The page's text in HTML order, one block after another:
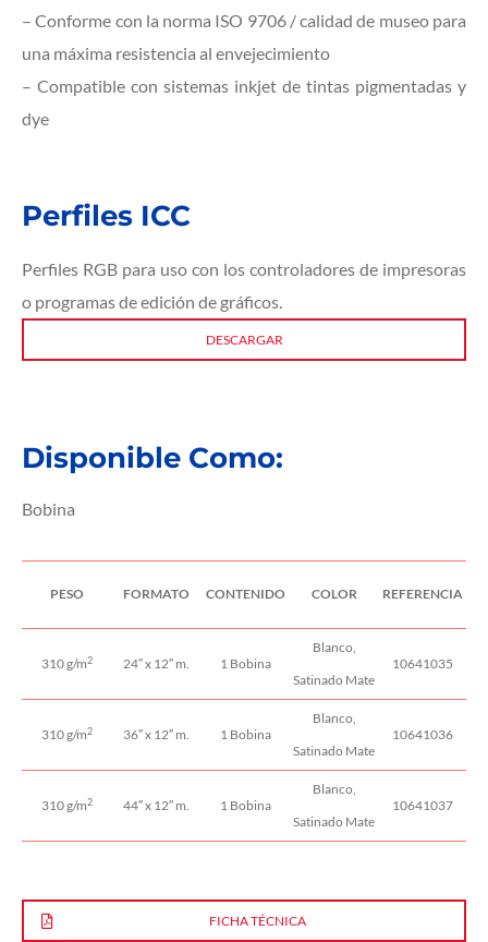
– Conforme con la norma ISO 9706 / calidad de museo para
una máxima resistencia al envejecimiento
– Compatible con sistemas inkjet de tintas pigmentadas y
dye
Perfiles ICC
Perfiles RGB para uso con los controladores de impresoras
o programas de edición de gráficos.
DESCARGAR
Disponible Como:
Bobina
PESO FORMATO CONTENIDO COLOR REFERENCIA
310 g/m2 24″ x 12″ m. 1 Bobina
Blanco,
Satinado Mate
10641035
310 g/m2 36″ x 12″ m. 1 Bobina
Blanco,
Satinado Mate
10641036
310 g/m2 44″ x 12″ m. 1 Bobina
Blanco,
Satinado Mate
10641037
FICHA TÉCNICA